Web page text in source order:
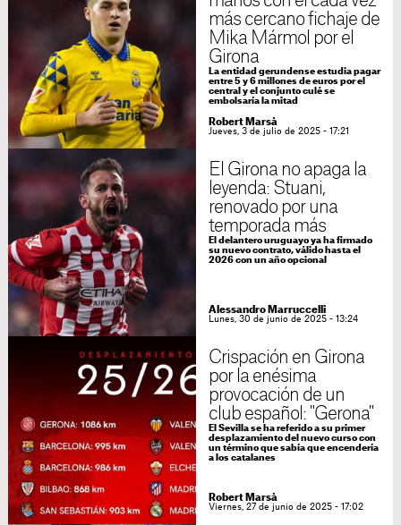
más cercano fichaje de
Mika Mármol por el
Girona
La entidad gerundense estudia pagar
entre 5 y 6 millones de euros por el
central y el conjunto culé se
embolsaría la mitad
Robert Marsà
Jueves, 3 de julio de 2025 - 17:21
El Girona no apaga la
leyenda: Stuani,
renovado por una
temporada más
El delantero uruguayo ya ha firmado
su nuevo contrato, válido hasta el
2026 con un año opcional
Alessandro Marruccelli
Lunes, 30 de junio de 2025 - 13:24
Crispación en Girona
por la enésima
provocación de un
club español: "Gerona"
El Sevilla se ha referido a su primer
desplazamiento del nuevo curso con
un término que sabía que encendería
a los catalanes
Robert Marsà
Viernes, 27 de junio de 2025 - 17:02